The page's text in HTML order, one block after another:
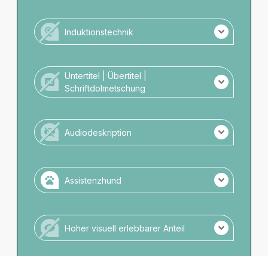
Kein Personal mit DGS-Kompetenz vor Ort.
Induktionstechnik
Untertitel | Übertitel |
Schriftdolmetschung
Audiodeskription
Assistenzhund
Wassernapf verfügbar.
Hoher visuell erlebbarer Anteil